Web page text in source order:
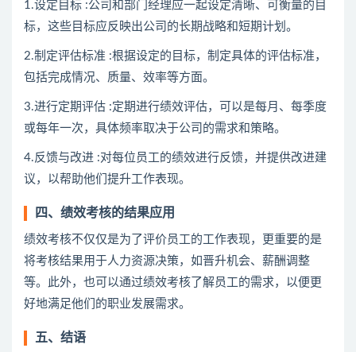
1.设定目标 :公司和部门经理应一起设定清晰、可衡量的目
标，这些目标应反映出公司的长期战略和短期计划。
2.制定评估标准 :根据设定的目标，制定具体的评估标准，
包括完成情况、质量、效率等方面。
3.进行定期评估 :定期进行绩效评估，可以是每月、每季度
或每年一次，具体频率取决于公司的需求和策略。
4.反馈与改进 :对每位员工的绩效进行反馈，并提供改进建
议，以帮助他们提升工作表现。
四、绩效考核的结果应用
绩效考核不仅仅是为了评价员工的工作表现，更重要的是
将考核结果用于人力资源决策，如晋升机会、薪酬调整
等。此外，也可以通过绩效考核了解员工的需求，以便更
好地满足他们的职业发展需求。
五、结语